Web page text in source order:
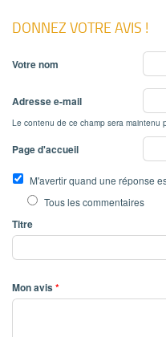
DONNEZ VOTRE AVIS !
Votre nom
Adresse e-mail
Le contenu de ce champ sera maintenu
Page d'accueil
M'avertir quand une réponse
Tous les commentaires
Titre
Mon avis*